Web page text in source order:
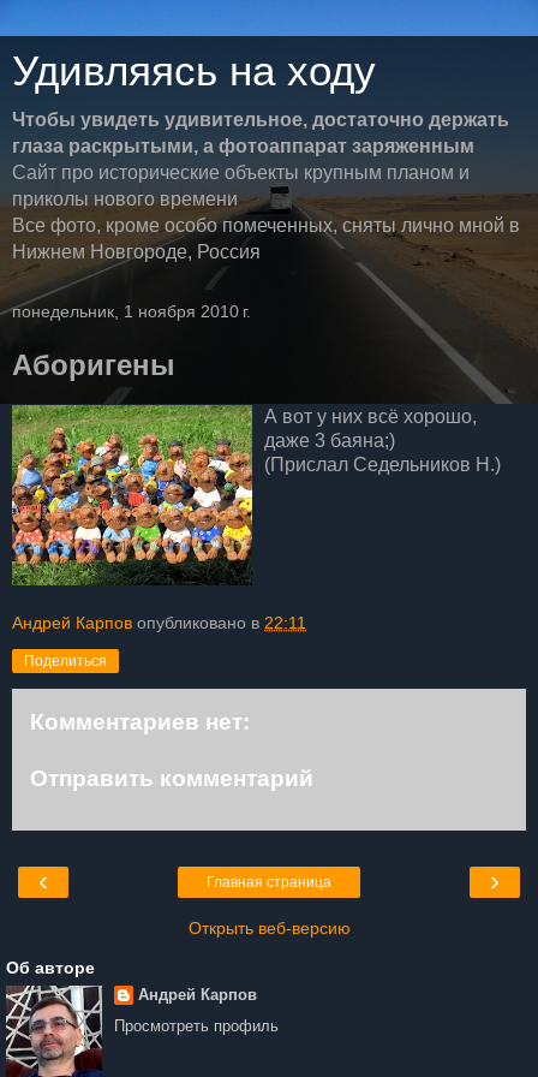
Удивляясь на ходу
Чтобы увидеть удивительное, достаточно держать
глаза раскрытыми, а фотоаппарат заряженным
Сайт про исторические объекты крупным планом и
приколы нового времени
Все фото, кроме особо помеченных, сняты лично мной в
Нижнем Новгороде, Россия
понедельник, 1 ноября 2010 г.
Аборигены
А вот у них всё хорошо,
даже 3 баяна;)
(Прислал Седельников Н.)
Андрей Карпов опубликовано в 22:11
Поделиться
Комментариев нет:
Отправить комментарий
‹ ›
Главная страница
Открыть веб-версию
Об авторе
Андрей Карпов
Просмотреть профиль